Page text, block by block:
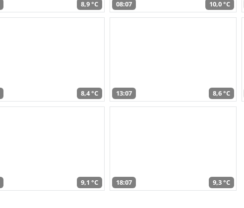
8,9 °C 08:07 10,0 °C
8,4 °C 13:07 8,6 °C
9,1 °C 18:07 9,3 °C